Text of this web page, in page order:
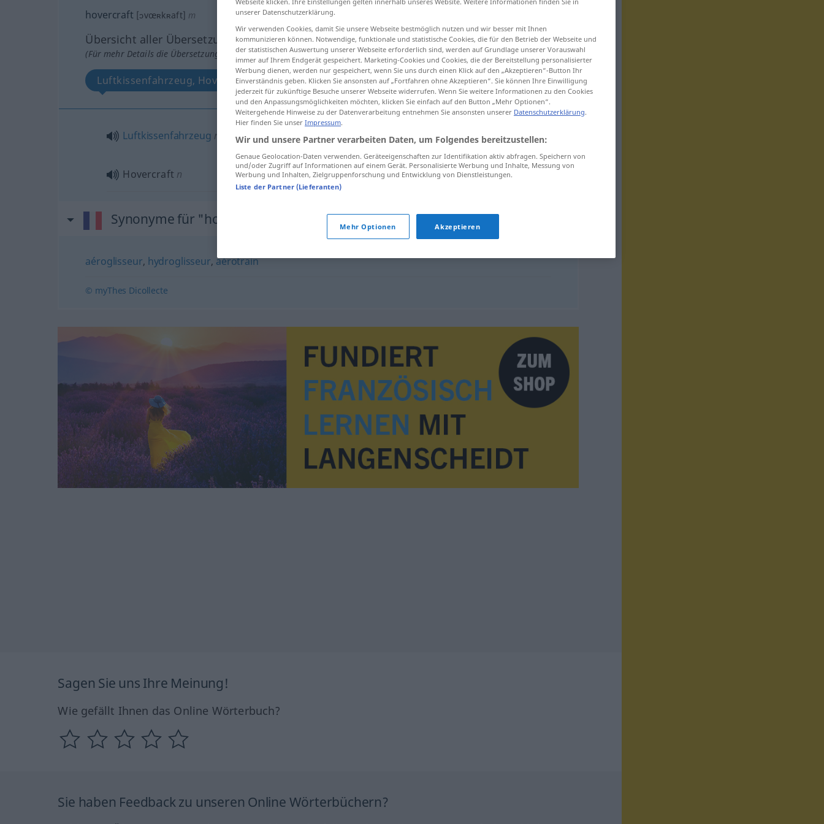
hovercraft [ɔvœʀkʀaft] m
Übersicht aller Übersetzungen
(Für mehr Details die Übersetzung anklicken/antippen)
Luftkissenfahrzeug, Hovercraft
Luftkissenfahrzeug n hovercraft MAR
Hovercraft n hovercraft
Synonyme für "hovercraft"
aéroglisseur, hydroglisseur, aérotrain
© myThes Dicollecte
Sagen Sie uns Ihre Meinung!
Wie gefällt Ihnen das Online Wörterbuch?
Sie haben Feedback zu unseren Online Wörterbüchern?
unserer Datenschutzerklärung.
Wir verwenden Cookies, damit Sie unsere Webseite bestmöglich nutzen und wir besser mit Ihnen
kommunizieren können. Notwendige, funktionale und statistische Cookies, die für den Betrieb der Webseite und
der statistischen Auswertung unserer Webseite erforderlich sind, werden auf Grundlage unserer Vorauswahl
immer auf Ihrem Endgerät gespeichert. Marketing-Cookies und Cookies, die der Bereitstellung personalisierter
Werbung dienen, werden nur gespeichert, wenn Sie uns durch einen Klick auf den „Akzeptieren“-Button Ihr
Einverständnis geben. Klicken Sie ansonsten auf „Fortfahren ohne Akzeptieren“. Sie können Ihre Einwilligung
jederzeit für zukünftige Besuche unserer Webseite widerrufen. Wenn Sie weitere Informationen zu den Cookies
und den Anpassungsmöglichkeiten möchten, klicken Sie einfach auf den Button „Mehr Optionen“.
Weitergehende Hinweise zu der Datenverarbeitung entnehmen Sie ansonsten unserer Datenschutzerklärung.
Hier finden Sie unser Impressum.
Wir und unsere Partner verarbeiten Daten, um Folgendes bereitzustellen:
Genaue Geolocation-Daten verwenden. Geräteeigenschaften zur Identifikation aktiv abfragen. Speichern von
und/oder Zugriff auf Informationen auf einem Gerät. Personalisierte Werbung und Inhalte, Messung von
Werbung und Inhalten, Zielgruppenforschung und Entwicklung von Dienstleistungen.
Liste der Partner (Lieferanten)
Mehr Optionen Akzeptieren